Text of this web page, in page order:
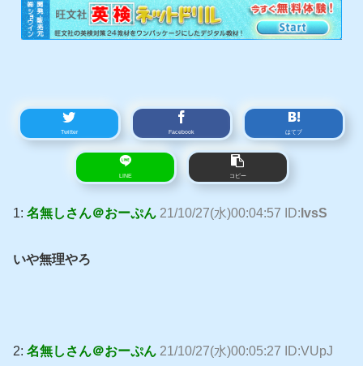
Twitter Facebook はてブ
LINE コピー
1: 名無しさん＠おーぷん 21/10/27(水)00:04:57 ID: lvsS
いや無理やろ
2: 名無しさん＠おーぷん 21/10/27(水)00:05:27 ID:VUpJ